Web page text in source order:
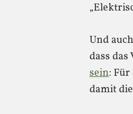
Und
dass
sein:
damit